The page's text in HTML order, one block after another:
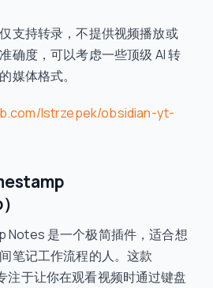
支持转录，不提供视频播放或
确度，可以考虑一些顶级 AI 转
媒体格式。
lstrzepek/obsidian-yt-
Notes 是一个极简插件，适合想
笔记工作流程的人。这款
注于让你在观看视频时通过键盘